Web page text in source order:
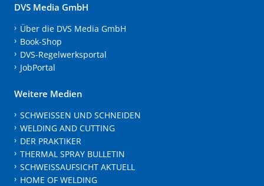
DVS Media GmbH
Über die DVS Media GmbH
Book-Shop
DVS-Regelwerksportal
JobPortal
Weitere Medien
SCHWEISSEN UND SCHNEIDEN
WELDING AND CUTTING
DER PRAKTIKER
THERMAL SPRAY BULLETIN
SCHWEISSAUFSICHT AKTUELL
HOME OF WELDING